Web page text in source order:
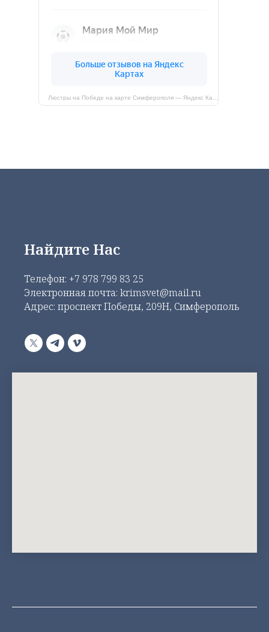
Найдите Нас
Телефон: +7 978 799 83 25
Электронная почта: krimsvet@mail.ru
Адрес: проспект Победы, 209Н, Симферополь